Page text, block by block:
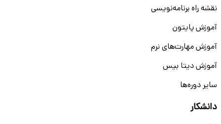
نقشه راه برنامه‌نویسی
آموزش پایتون
آموزش مهارت‌های نرم
آموزش دیتا بیس
سایر دوره‌ها
دانشکار